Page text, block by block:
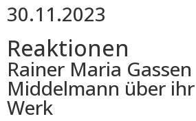
30.11.2023
Reaktionen
Rainer Maria
Middelmann über
Werk